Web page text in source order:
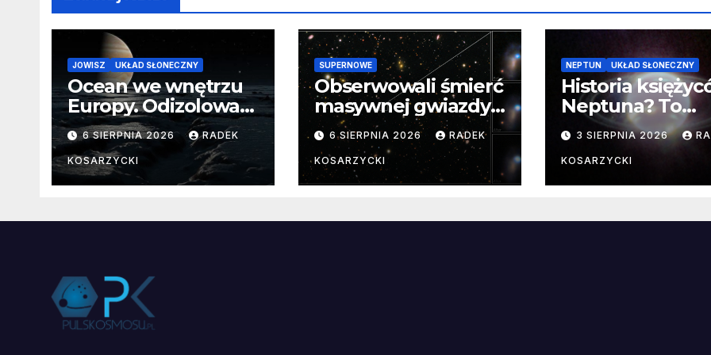
JOWISZ UKŁAD SŁONECZNY
Ocean we wnętrzu
Europy. Odizolowani
przez lodową
barierę
6 SIERPNIA 2026 RADEK
KOSARZYCKI
SUPERNOWE
Obserwowali śmierć
masywnej gwiazdy
od samego
początku.
Niezwykle cenne
dane
6 SIERPNIA 2026 RADEK
KOSARZYCKI
NEPTUN UKŁAD SŁONECZNY
Historia
Neptuna? To
skomplikowane
3 SIERPNIA 2026
KOSARZYCKI